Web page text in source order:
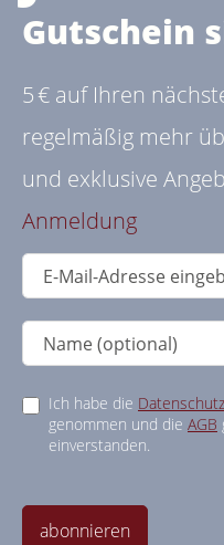
Gutschein
5 € auf Ihren
regelmäßig mehr
und exklusive
Anmeldung
Ich habe die
genommen und die AGB
einverstanden.
abonnieren